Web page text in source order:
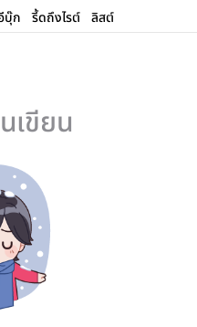
บุ๊ก รี้ดถึงไรต์ ลิสต์
เขียน